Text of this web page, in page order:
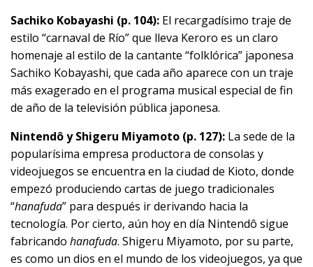
Sachiko Kobayashi (p. 104): El recargadísimo traje de
estilo “carnaval de Río” que lleva Keroro es un claro
homenaje al estilo de la cantante “folklórica” japonesa
Sachiko Kobayashi, que cada año aparece con un traje
más exagerado en el programa musical especial de fin
de año de la televisión pública japonesa.
Nintendô y Shigeru Miyamoto (p. 127): La sede de la
popularísima empresa productora de consolas y
videojuegos se encuentra en la ciudad de Kioto, donde
empezó produciendo cartas de juego tradicionales
“hanafuda” para después ir derivando hacia la
tecnología. Por cierto, aún hoy en día Nintendô sigue
fabricando hanafuda. Shigeru Miyamoto, por su parte,
es como un dios en el mundo de los videojuegos, ya que